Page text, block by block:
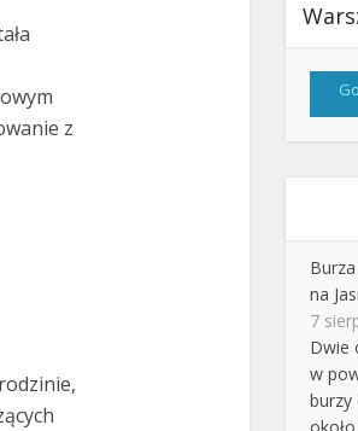
z
na
7
Dwie
w
burzy